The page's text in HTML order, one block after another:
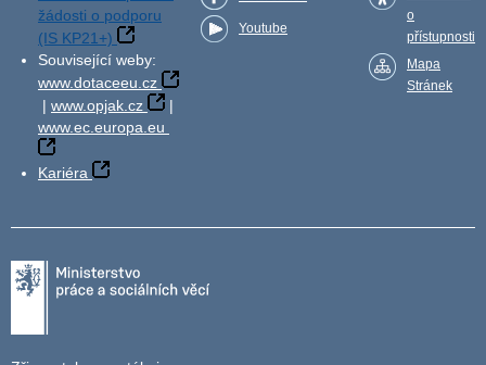
žádosti o podporu
(IS KP21+)
Související weby:
www.dotaceeu.cz
| www.opjak.cz
|
www.ec.europa.eu
Kariéra
Youtube
o
přístupnosti
Mapa
Stránek